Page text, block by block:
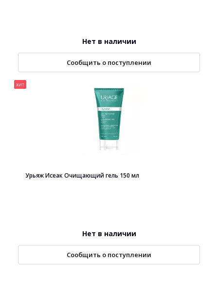
Нет в наличии
Сообщить о поступлении
хит
Урьяж Исеак Очищающий гель 150 мл
Нет в наличии
Сообщить о поступлении